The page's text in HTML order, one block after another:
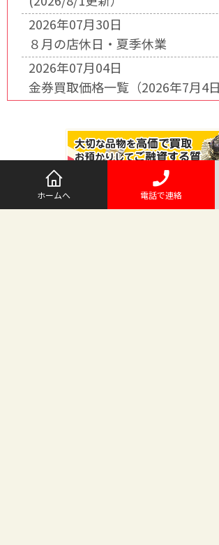
2026年07月30日
８月の店休日・夏季休業
2026年07月04日
金券買取価格一覧（2026年7月4日
ホームへ 電話で連絡